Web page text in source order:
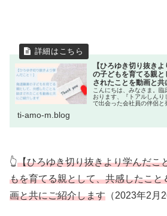
【ひろゆき切り抜き
の子どもを育てる親と
されたことを動画と
こんにちは、みなさま。
おります、『トアルしん
で出会った会社員の伴侶と
ti-amo-m.blog
👆【ひろゆき切り抜きより学んだこ
もを育てる親として、共感したこと
画と共にご紹介します （2023年2月